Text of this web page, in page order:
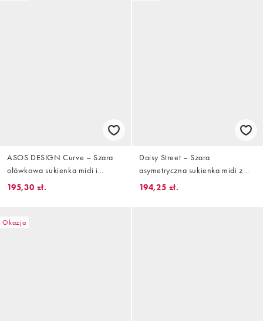
ASOS DESIGN Curve – Szara
ołówkowa sukienka midi i
koszulą z drapowaniem
195,30 zł.
Daisy Street – Szara
asymetryczna sukienka midi z
falbanką w kratę
194,25 zł.
Okazja